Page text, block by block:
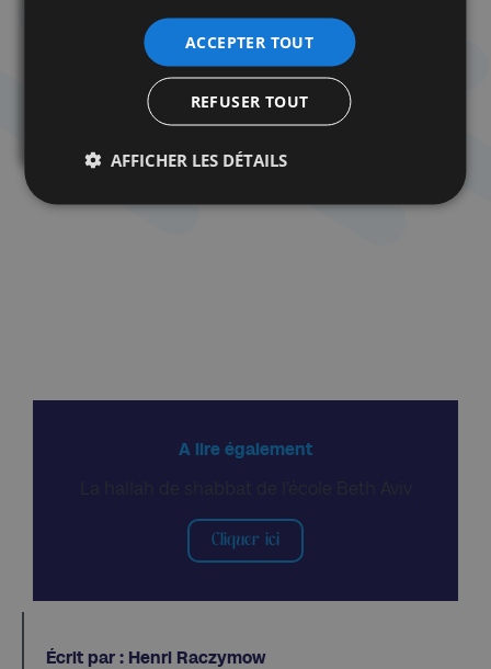
A lire également
Cliquer ici
Écrit par : Henri Raczymow
ACCEPTER TOUT
REFUSER TOUT
AFFICHER LES DÉTAILS